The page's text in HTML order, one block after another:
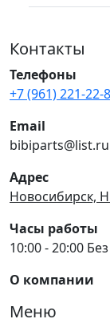
Контакты
Телефоны
+7 (961) 221-22-
Email
bibiparts@list.ru
Адрес
Новосибирск,
Часы работы
10:00 - 20:00
О компании
Меню